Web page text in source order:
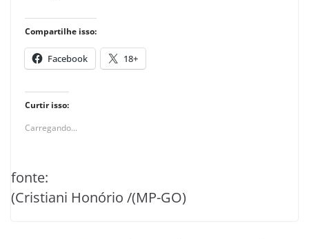
Compartilhe isso:
Facebook 18+
Curtir isso:
Carregando...
fonte:
(Cristiani Honório /(MP-GO)